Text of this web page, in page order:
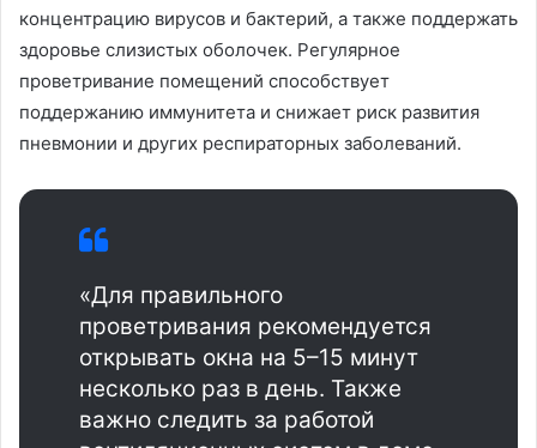
концентрацию вирусов и бактерий, а также поддержать
здоровье слизистых оболочек. Регулярное
проветривание помещений способствует
поддержанию иммунитета и снижает риск развития
пневмонии и других респираторных заболеваний.
«Для правильного
проветривания рекомендуется
открывать окна на 5–15 минут
несколько раз в день. Также
важно следить за работой